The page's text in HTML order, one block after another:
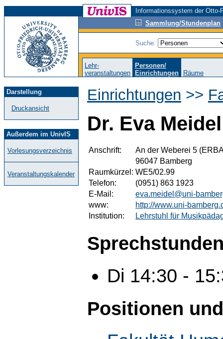
Informationssystem der
Sammlung/Stundenplan
Suche:
Lehr-
veranstaltungen
Personen/
Einrichtungen
Räume
Darstellung
Druckansicht
Außerdem im UnivIS
Vorlesungsverzeichnis
Veranstaltungskalender
Einrichtungen >>
Dr. Eva Meidel
Anschrift:
An der Weberei 5
96047 Bamberg
Raumkürzel: WE5/02.99
Telefon:
(0951) 863 1923
E-Mail:
eva.meidel@uni-
www:
http://www.uni-
Institution:
Lehrstuhl für
Di 14:30 -
Positionen